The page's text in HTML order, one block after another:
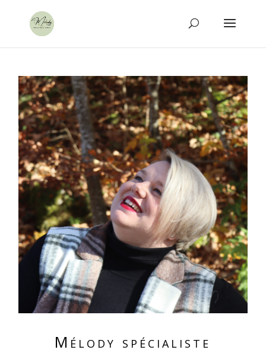
Mélody spécialiste